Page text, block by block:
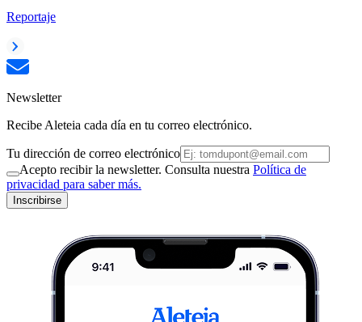
Reportaje
Newsletter
Recibe Aleteia cada día en tu correo electrónico.
Tu dirección de correo electrónico
Acepto recibir la newsletter. Consulta nuestra Política de
privacidad para saber más.
Inscribirse